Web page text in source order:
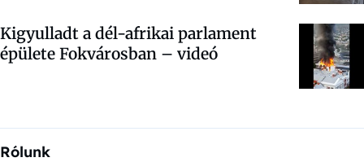
Kigyulladt a dél-afrikai parlament
épülete Fokvárosban – videó
Rólunk